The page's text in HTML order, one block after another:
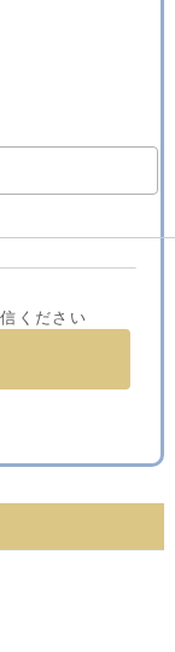
ください